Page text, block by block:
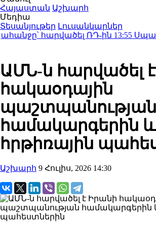
Հայաստան Աշխարհ
Մեդիա
Տեսանյութեր Լուսանկարներ
հարվածել ՌԴ-ին13:55
ԱՄՆ-ն հարվածել
հակաօդային
պաշտպանության
համակարգերին և
հրթիռային
Աշխարհ 9 Հուլիս, 2026 14:30